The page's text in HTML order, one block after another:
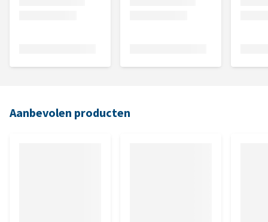
Aanbevolen producten